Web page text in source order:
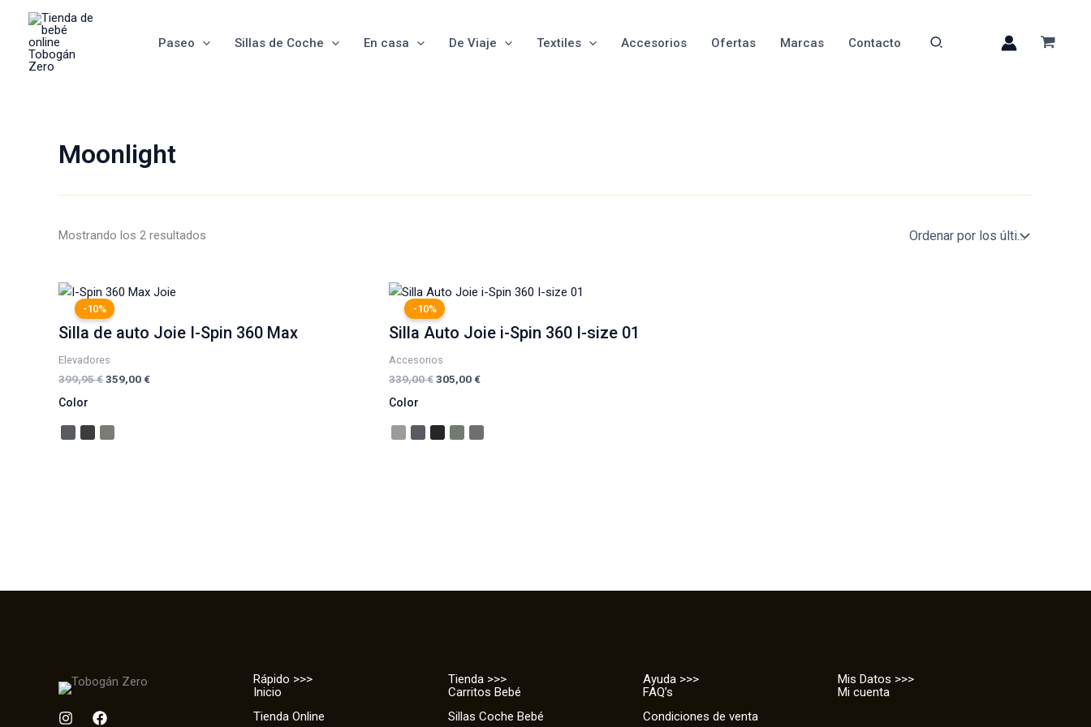
contenido
Paseo Sillas de Coche En casa De Viaje Textiles Accesorios Ofertas Marcas Contacto
Moonlight
Mostrando los 2 resultados
últimos
-10%
Silla de auto Joie I-Spin 360 Max
Elevadores
399,95€
El
precio
original
era:
359,00 €
El
es:
Color
-10%
Silla Auto Joie i-Spin 360 I-size 01
Accesorios
339,00€
El
precio
original
era:
305,00 €
El
precio
es:
305,00 €.
Color
I
F
Rápido >>>
Inicio
Tienda Online
Tienda >>>
Carritos Bebé
Sillas Coche Bebé
Ayuda >>>
FAQ’s
Condiciones de venta
Mis Datos >>>
Mi cuenta